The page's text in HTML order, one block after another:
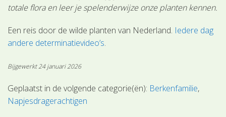
totale flora en leer je spelenderwijze onze planten kennen.
Een reis door de wilde planten van Nederland. Iedere dag
andere determinatievideo’s.
Bijgewerkt 24 januari 2026
Geplaatst in de volgende categorie(ën): Berkenfamilie
Napjesdragerachtigen